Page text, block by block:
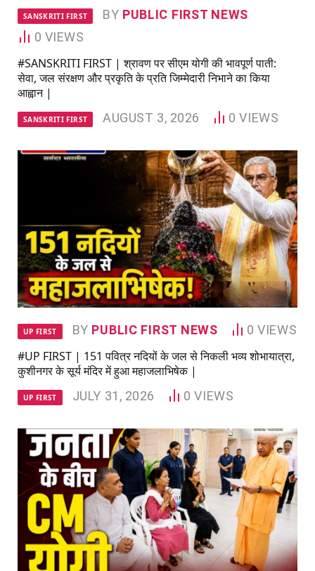
SANSKRITI FIRST BY PUBLIC FIRST NEWS
0 VIEWS
#SANSKRITI FIRST | श्रावण पर सीएम योगी की भावपूर्ण पाती:
सेवा, जल संरक्षण और प्रकृति के प्रति जिम्मेदारी निभाने का किया
आह्वान |
SANSKRITI FIRST AUGUST 3, 2026 0VIEWS
UP FIRST BY PUBLIC FIRST NEWS 0VIEWS
#UP FIRST | 151 पवित्र नदियों के जल से निकली भव्य शोभायात्रा,
कुशीनगर के सूर्य मंदिर में हुआ महाजलाभिषेक |
UP FIRST JULY 31, 2026 0VIEWS